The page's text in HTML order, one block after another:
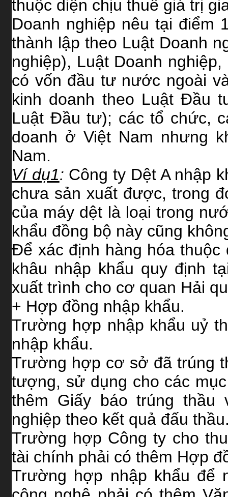
thuộc diện chịu thuế giá trị
Doanh nghiệp nêu tại điểm
thành lập theo Luật Doanh
nghiệp), Luật Doanh
có vốn đầu tư nước ngoài
kinh doanh theo Luật Đầu
Luật Đầu tư); các tổ chức,
doanh ở Việt Nam nhưng
Nam.
Ví dụ1: Công ty Dệt A nhập
chưa sản xuất được, trong
của máy dệt là loại trong
khẩu đồng bộ này cũng
Để xác định hàng hóa
khâu nhập khẩu quy định
xuất trình cho cơ quan Hải
+ Hợp đồng nhập khẩu.
Trường hợp nhập khẩu uỷ
nhập khẩu.
Trường hợp cơ sở đã trúng
tượng, sử dụng cho các
thêm Giấy báo trúng
nghiệp theo kết quả đấu
Trường hợp Công ty cho
tài chính phải có thêm Hợp
Trường hợp nhập khẩu để